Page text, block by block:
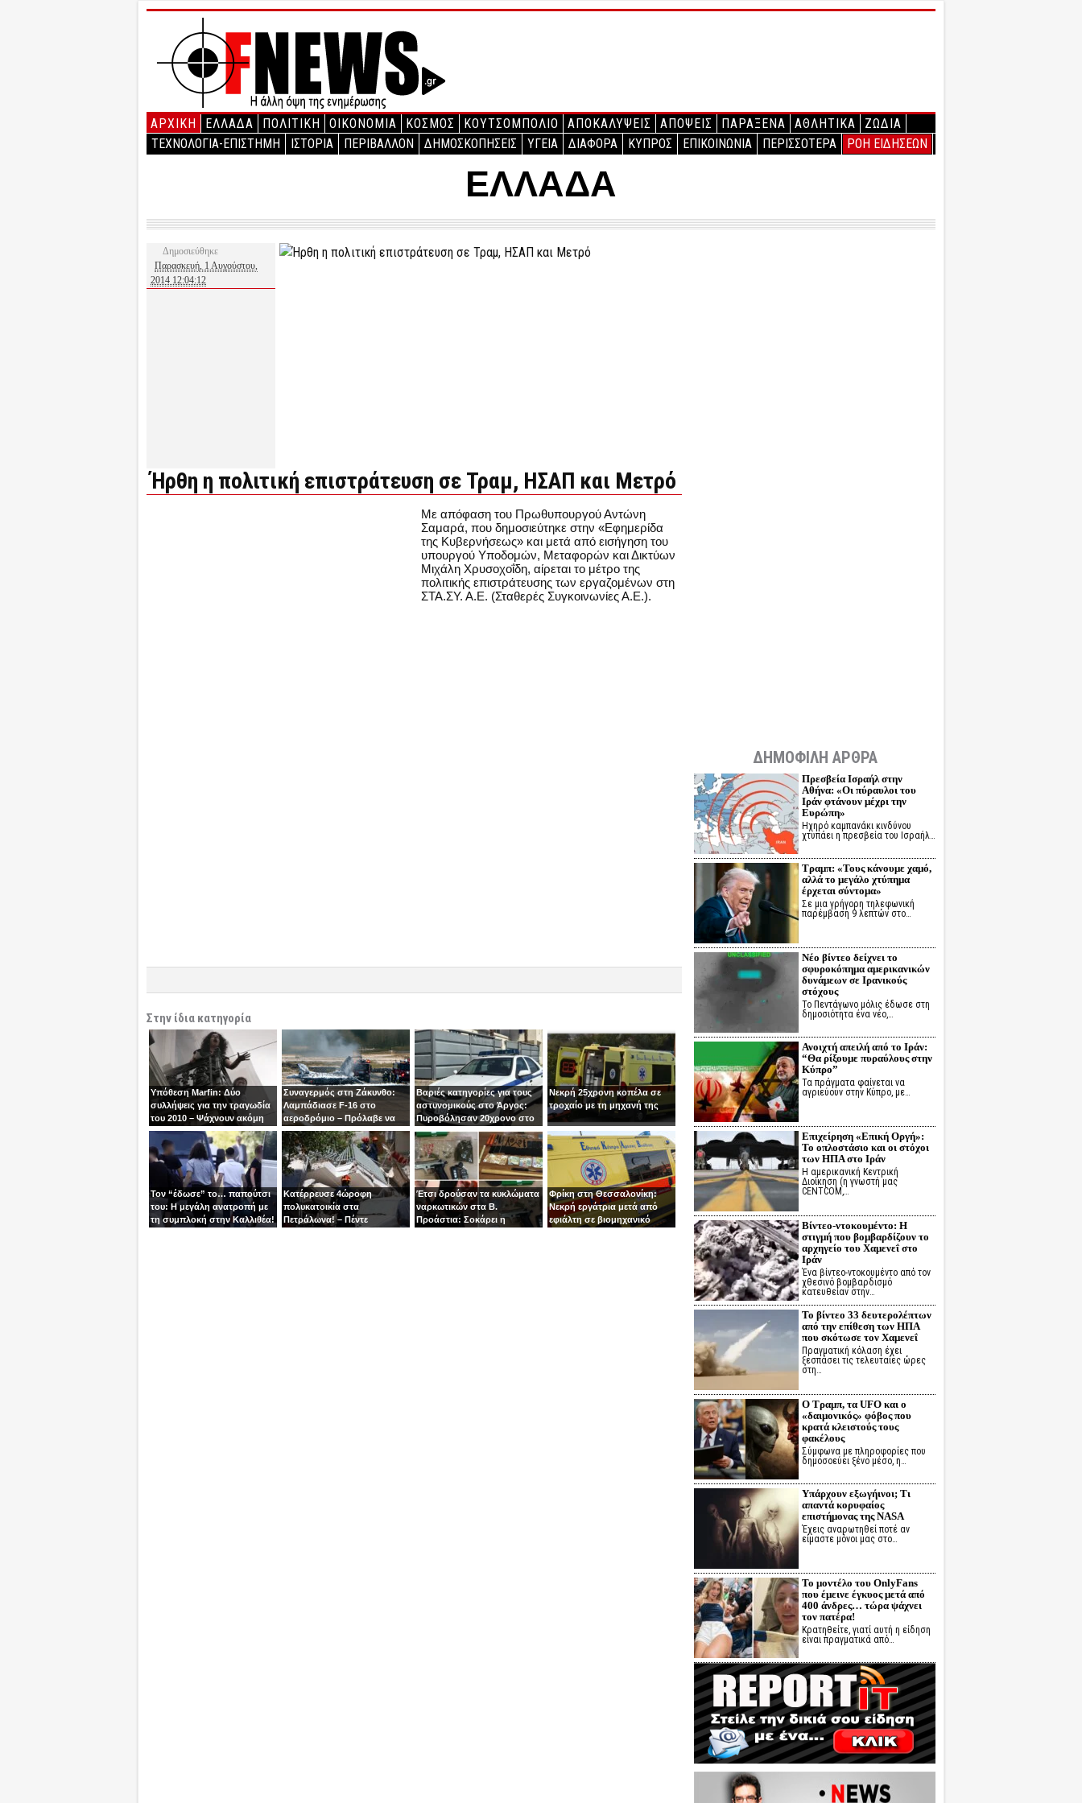
ΑΡΧΙΚΉ ΕΛΛΑΔΑ ΠΟΛΙΤΙΚΗ ΟΙΚΟΝΟΜΙΑ ΚΟΣΜΟΣ ΚΟΥΤΣΟΜΠΟΛΙΟ ΑΠΟΚΑΛΥΨΕΙΣ ΑΠΟΨΕΙΣ ΠΑΡΑΞΕΝΑ ΑΘΛΗΤΙΚΑ
ΖΩΔΙΑ
ΤΕΧΝΟΛΟΓΙΑ-ΕΠΙΣΤΗΜΗ
ΙΣΤΟΡΙΑ ΠΕΡΙΒΑΛΛΟΝ ΔΗΜΟΣΚΟΠΗΣΕΙΣ ΥΓΕΙΑ ΔΙΑΦΟΡΑ ΚΥΠΡΟΣ ΕΠΙΚΟΙΝΩΝΙΑ ΠΕΡΙΣΣΟΤΕΡΑ ΡΟΗ ΕΙΔΗΣΕΩΝ
ΕΛΛΑΔΑ
Δημοσιεύθηκε
Παρασκευή, 1 Αυγούστου,
2014 12:04:12
Ήρθη η πολιτική επιστράτευση σε Τραμ, ΗΣΑΠ και Μετρό
Με απόφαση του Πρωθυπουργού Αντώνη
Σαμαρά, που δημοσιεύτηκε στην «Εφημερίδα
της Κυβερνήσεως» και μετά από εισήγηση του
υπουργού Υποδομών, Μεταφορών και Δικτύων
Μιχάλη Χρυσοχοΐδη, αίρεται το μέτρο της
πολιτικής επιστράτευσης των εργαζομένων στη
ΣΤΑ.ΣΥ. Α.Ε. (Σταθερές Συγκοινωνίες Α.Ε.).
Στην ίδια κατηγορία
Υπόθεση Marfin: Δύο
συλλήψεις για την τραγωδία
του 2010 – Ψάχνουν ακόμη
μία γυναίκα
Συναγερμός στη Ζάκυνθο:
Λαμπάδιασε F-16 στο
αεροδρόμιο – Πρόλαβε να
βγει την τελευταία στιγμή ο
χειριστής
Βαριές κατηγορίες για τους
αστυνομικούς στο Άργος:
Πυροβόλησαν 20χρονο στο
κεφάλι
Νεκρή 25χρονη κοπέλα σε
τροχαίο με τη μηχανή της
Τον “έδωσε” το… παπούτσι
του: Η μεγάλη ανατροπή με
τη συμπλοκή στην Καλλιθέα!
Κατέρρευσε 4ώροφη
πολυκατοικία στα
Πετράλωνα! – Πέντε
Έτσι δρούσαν τα κυκλώματα
ναρκωτικών στα Β.
Προάστια: Σοκάρει η
Φρίκη στη Θεσσαλονίκη:
Νεκρή εργάτρια μετά από
εφιάλτη σε βιομηχανικό
ΔΗΜΟΦΙΛΗ ΑΡΘΡΑ
Πρεσβεία Ισραήλ στην
Αθήνα: «Οι πύραυλοι του
Ιράν φτάνουν μέχρι την
Ευρώπη»
Ηχηρό καμπανάκι κινδύνου
χτυπάει η πρεσβεία του Ισραήλ…
Τραμπ: «Τους κάνουμε χαμό,
αλλά το μεγάλο χτύπημα
έρχεται σύντομα»
Σε μια γρήγορη τηλεφωνική
παρέμβαση 9 λεπτών στο…
Νέο βίντεο δείχνει το
σφυροκόπημα αμερικανικών
δυνάμεων σε Ιρανικούς
στόχους
Το Πεντάγωνο μόλις έδωσε στη
δημοσιότητα ένα νέο,…
Ανοιχτή απειλή από το Ιράν:
“Θα ρίξουμε πυραύλους στην
Κύπρο”
Τα πράγματα φαίνεται να
αγριεύουν στην Κύπρο, με…
Επιχείρηση «Επική Οργή»:
Το οπλοστάσιο και οι στόχοι
των ΗΠΑ στο Ιράν
Η αμερικανική Κεντρική
Διοίκηση (η γνωστή μας
CENTCOM,…
Βίντεο-ντοκουμέντο: Η
στιγμή που βομβαρδίζουν το
αρχηγείο του Χαμενεΐ στο
Ιράν
Ένα βίντεο-ντοκουμέντο από τον
χθεσινό βομβαρδισμό
κατευθείαν στην…
Το βίντεο 33 δευτερολέπτων
από την επίθεση των ΗΠΑ
που σκότωσε τον Χαμενεΐ
Πραγματική κόλαση έχει
ξεσπάσει τις τελευταίες ώρες
στη…
Ο Τραμπ, τα UFO και ο
«δαιμονικός» φόβος που
κρατά κλειστούς τους
φακέλους
Σύμφωνα με πληροφορίες που
δημοσοεύει ξένο μέσο, η…
Υπάρχουν εξωγήινοι; Τι
απαντά κορυφαίος
επιστήμονας της NASA
Έχεις αναρωτηθεί ποτέ αν
είμαστε μόνοι μας στο…
Το μοντέλο του OnlyFans
που έμεινε έγκυος μετά από
400 άνδρες… τώρα ψάχνει
τον πατέρα!
Κρατηθείτε, γιατί αυτή η είδηση
είναι πραγματικά από…